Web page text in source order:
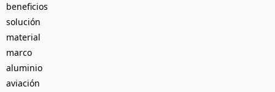
beneficios
solución
material
marco
aluminio
aviación